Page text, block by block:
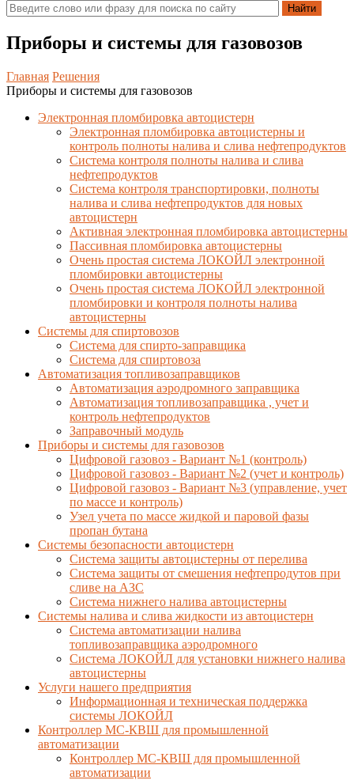
Приборы и системы для газовозов
Главная Решения
Приборы и системы для газовозов
Электронная пломбировка автоцистерн
Электронная пломбировка автоцистерны и
контроль полноты налива и слива нефтепродуктов
Система контроля полноты налива и слива
нефтепродуктов
Система контроля транспортировки, полноты
налива и слива нефтепродуктов для новых
автоцистерн
Активная электронная пломбировка автоцистерны
Пассивная пломбировка автоцистерны
Очень простая система ЛОКОЙЛ электронной
пломбировки автоцистерны
Очень простая система ЛОКОЙЛ электронной
пломбировки и контроля полноты налива
автоцистерны
Системы для спиртовозов
Система для спирто-заправщика
Система для спиртовоза
Автоматизация топливозаправщиков
Автоматизация аэродромного заправщика
Автоматизация топливозаправщика , учет и
контроль нефтепродуктов
Заправочный модуль
Приборы и системы для газовозов
Цифровой газовоз - Вариант №1 (контроль)
Цифровой газовоз - Вариант №2 (учет и контроль)
Цифровой газовоз - Вариант №3 (управление, учет
по массе и контроль)
Узел учета по массе жидкой и паровой фазы
пропан бутана
Системы безопасности автоцистерн
Система защиты автоцистерны от перелива
Система защиты от смешения нефтепродутов при
сливе на АЗС
Система нижнего налива автоцистерны
Системы налива и слива жидкости из автоцистерн
Система автоматизации налива
топливозаправщика аэродромного
Система ЛОКОЙЛ для установки нижнего налива
автоцистерны
Услуги нашего предприятия
Информационная и техническая поддержка
системы ЛОКОЙЛ
Контроллер МС-КВШ для промышленной
автоматизации
Контроллер МС-КВШ для промышленной
автоматизации